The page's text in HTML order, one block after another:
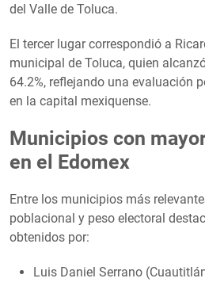
del Valle de Toluca.
El tercer lugar correspondió a
municipal de Toluca, quien
64.2%, reflejando una evaluación
en la capital mexiquense.
Municipios con
en el Edomex
Entre los municipios más
poblacional y peso electoral
obtenidos por:
Luis Daniel Serrano